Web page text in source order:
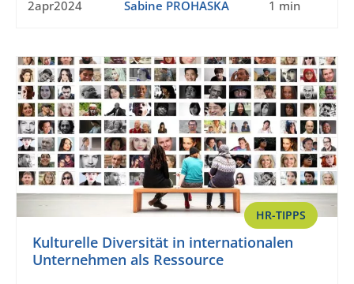
2apr2024 Sabine PROHASKA 1 min
HR-TIPPS
Kulturelle Diversität in internationalen
Unternehmen als Ressource